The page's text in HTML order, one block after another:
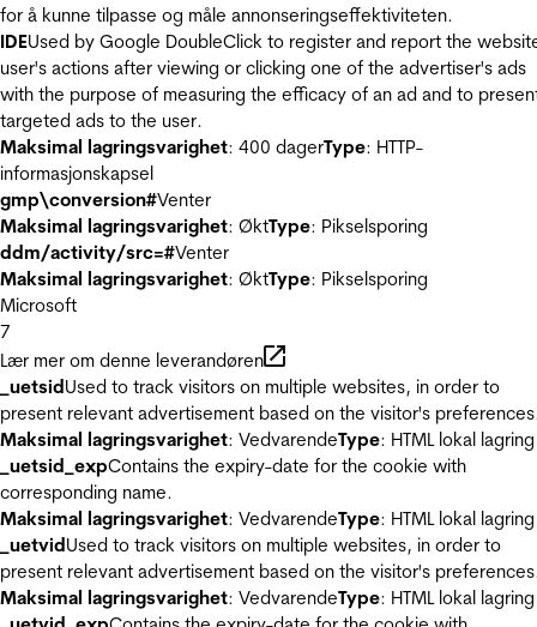
for å kunne tilpasse og måle annonseringseffektiviteten.
IDEUsed by Google DoubleClick to register and report the
user's actions after viewing or clicking one of the advertiser's ads
with the purpose of measuring the efficacy of an ad and to
targeted ads to the user.
Maksimal lagringsvarighet: 400 dagerType: HTTP-
informasjonskapsel
gmp\conversion#Venter
Maksimal lagringsvarighet: ØktType: Pikselsporing
ddm/activity/src=#Venter
Maksimal lagringsvarighet: ØktType: Pikselsporing
Microsoft
7
Lær mer om denne leverandøren
_uetsidUsed to track visitors on multiple websites, in order to
present relevant advertisement based on the visitor's
Maksimal lagringsvarighet: VedvarendeType: HTML lokal lagring
_uetsid_expContains the expiry-date for the cookie with
corresponding name.
Maksimal lagringsvarighet: VedvarendeType: HTML lokal lagring
_uetvidUsed to track visitors on multiple websites, in order to
present relevant advertisement based on the visitor's
Maksimal lagringsvarighet: VedvarendeType: HTML lokal lagring